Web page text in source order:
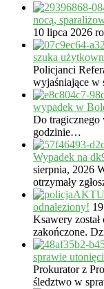
nocą,
10 lipca 2026
szuka
Policjanci
wyjaśniające w
wypadek w
Do tragicznego
godzinie…
Wypadek na
sierpnia, 2026
otrzymały
odnaleziony!
Ksawery
zakończone.
sprawie
Prokurator z
śledztwo w